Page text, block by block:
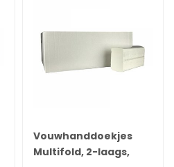
Vouwhanddoekjes
Multifold, 2-laags,